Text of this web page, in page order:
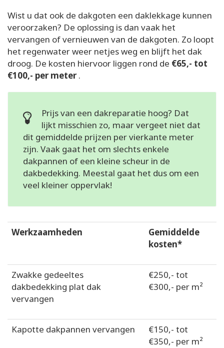
Wist u dat ook de dakgoten een daklekkage kunnen
veroorzaken? De oplossing is dan vaak het
vervangen of vernieuwen van de dakgoten. Zo loopt
het regenwater weer netjes weg en blijft het dak
droog. De kosten hiervoor liggen rond de €65,- tot
€100,- per meter.
Prijs van een dakreparatie hoog? Dat
lijkt misschien zo, maar vergeet niet dat
dit gemiddelde prijzen per vierkante meter
zijn. Vaak gaat het om slechts enkele
dakpannen of een kleine scheur in de
dakbedekking. Meestal gaat het dus om een
veel kleiner oppervlak!
Werkzaamheden
Gemiddelde
kosten*
Zwakke gedeeltes
dakbedekking plat dak
vervangen
€250,- tot
€300,- per m²
Kapotte dakpannen vervangen
€150,- tot
€350,- per m²